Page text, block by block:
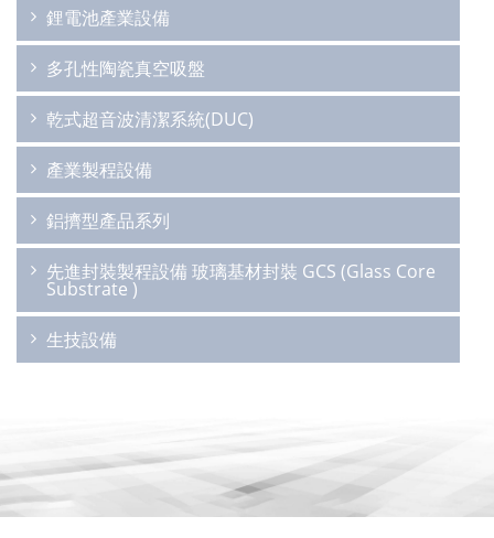
鋰電池產業設備
多孔性陶瓷真空吸盤
乾式超音波清潔系統(DUC)
產業製程設備
鋁擠型產品系列
先進封裝製程設備 玻璃基材封裝 GCS (Glass Core
Substrate )
生技設備